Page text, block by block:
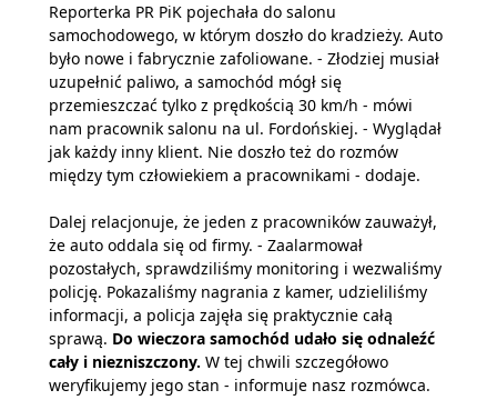
Reporterka PR PiK pojechała do salonu
samochodowego, w którym doszło do kradzieży. Auto
było nowe i fabrycznie zafoliowane. - Złodziej musiał
uzupełnić paliwo, a samochód mógł się
przemieszczać tylko z prędkością 30 km/h - mówi
nam pracownik salonu na ul. Fordońskiej. - Wyglądał
jak każdy inny klient. Nie doszło też do rozmów
między tym człowiekiem a pracownikami - dodaje.
Dalej relacjonuje, że jeden z pracowników zauważył,
że auto oddala się od firmy. - Zaalarmował
pozostałych, sprawdziliśmy monitoring i wezwaliśmy
policję. Pokazaliśmy nagrania z kamer, udzieliliśmy
informacji, a policja zajęła się praktycznie całą
sprawą. Do wieczora samochód udało się odnaleźć
cały i niezniszczony. W tej chwili szczegółowo
weryfikujemy jego stan - informuje nasz rozmówca.